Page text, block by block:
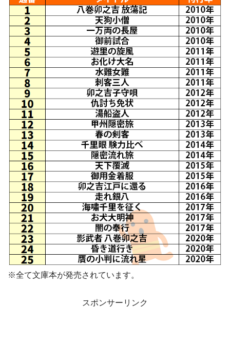
※全て文庫本が発売されています。
スポンサーリンク